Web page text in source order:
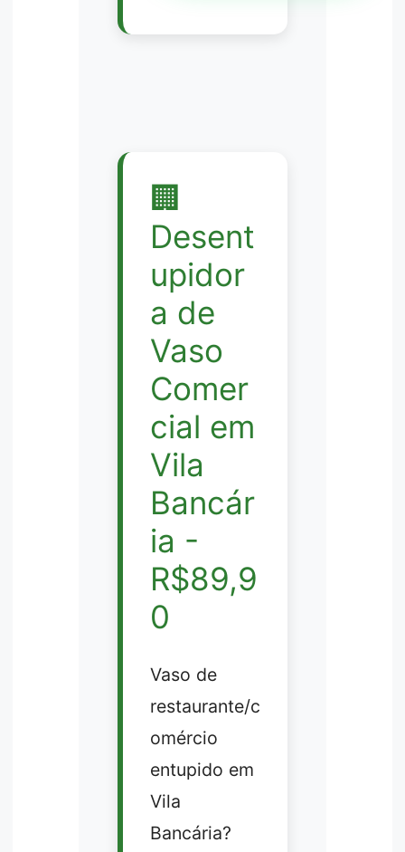
🏢
Desent
upidor
a de
Vaso
Comer
cial em
Vila
Bancár
ia -
R$89,9
0
Vaso de
restaurante/c
omércio
entupido em
Vila
Bancária?